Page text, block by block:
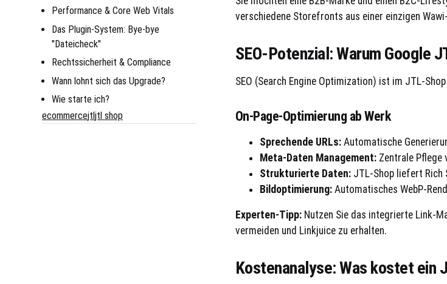
Performance & Core Web Vitals
Das Plugin-System: Bye-bye
"Dateicheck"
Rechtssicherheit & Compliance
Wann lohnt sich das Upgrade?
Wie starte ich?
ecommercejtljtl shop
verschiedene Storefronts aus einer einzigen
SEO-Potenzial: Warum Google
SEO (Search Engine Optimization) ist im JTL-
On-Page-Optimierung ab Werk
Sprechende URLs:Automatische
Meta-Daten Management:Zentrale Pflege
Strukturierte Daten:JTL-Shop liefert Rich
Bildoptimierung:Automatisches WebP-
Experten-Tipp:Nutzen Sie das integrierte Link-
vermeiden und Linkjuice zu erhalten.
Kostenanalyse: Was kostet ein